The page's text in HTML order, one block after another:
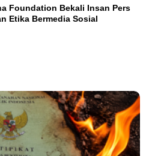
Foundation Bekali Insan Pers
Etika Bermedia Sosial